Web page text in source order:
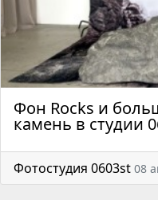
Фон Rocks и
камень в студии
Фотостудия 0603st 08